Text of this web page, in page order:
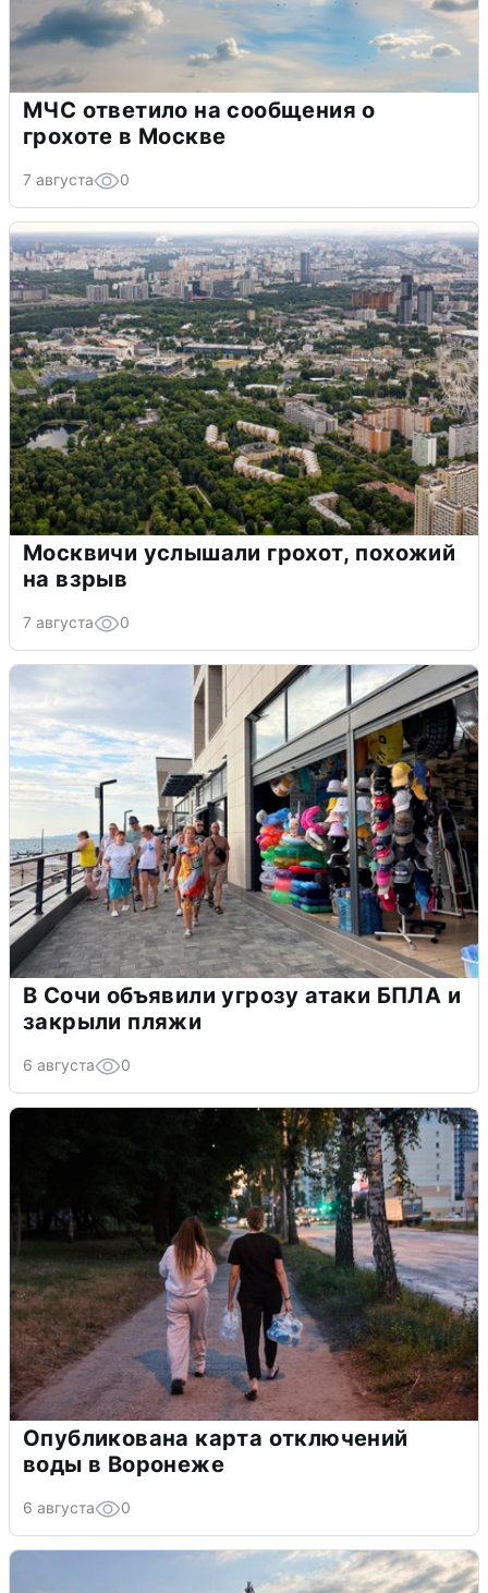
МЧС ответило на сообщения о
грохоте в Москве
7 августа 0
Москвичи услышали грохот, похожий
на взрыв
7 августа 0
В Сочи объявили угрозу атаки БПЛА и
закрыли пляжи
6 августа 0
Опубликована карта отключений
воды в Воронеже
6 августа 0